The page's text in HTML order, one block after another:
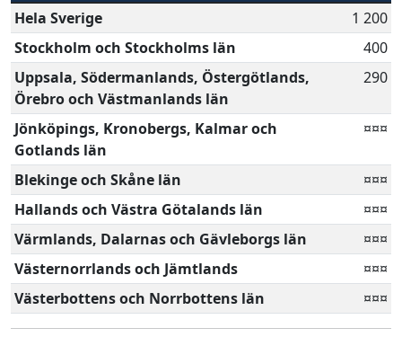
Hela Sverige
1 200
Stockholm och Stockholms län
400
Uppsala, Södermanlands, Östergötlands,
Örebro och Västmanlands län
290
Jönköpings, Kronobergs, Kalmar och
Gotlands län
¤¤¤
Blekinge och Skåne län
¤¤¤
Hallands och Västra Götalands län
¤¤¤
Värmlands, Dalarnas och Gävleborgs län
¤¤¤
Västernorrlands och Jämtlands
¤¤¤
Västerbottens och Norrbottens län
¤¤¤